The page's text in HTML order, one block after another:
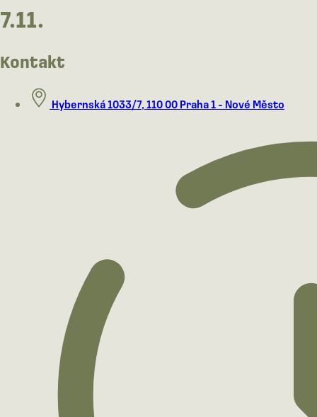
7.11.
Kontakt
Hybernská 1033/7, 110 00 Praha 1 - Nové Město